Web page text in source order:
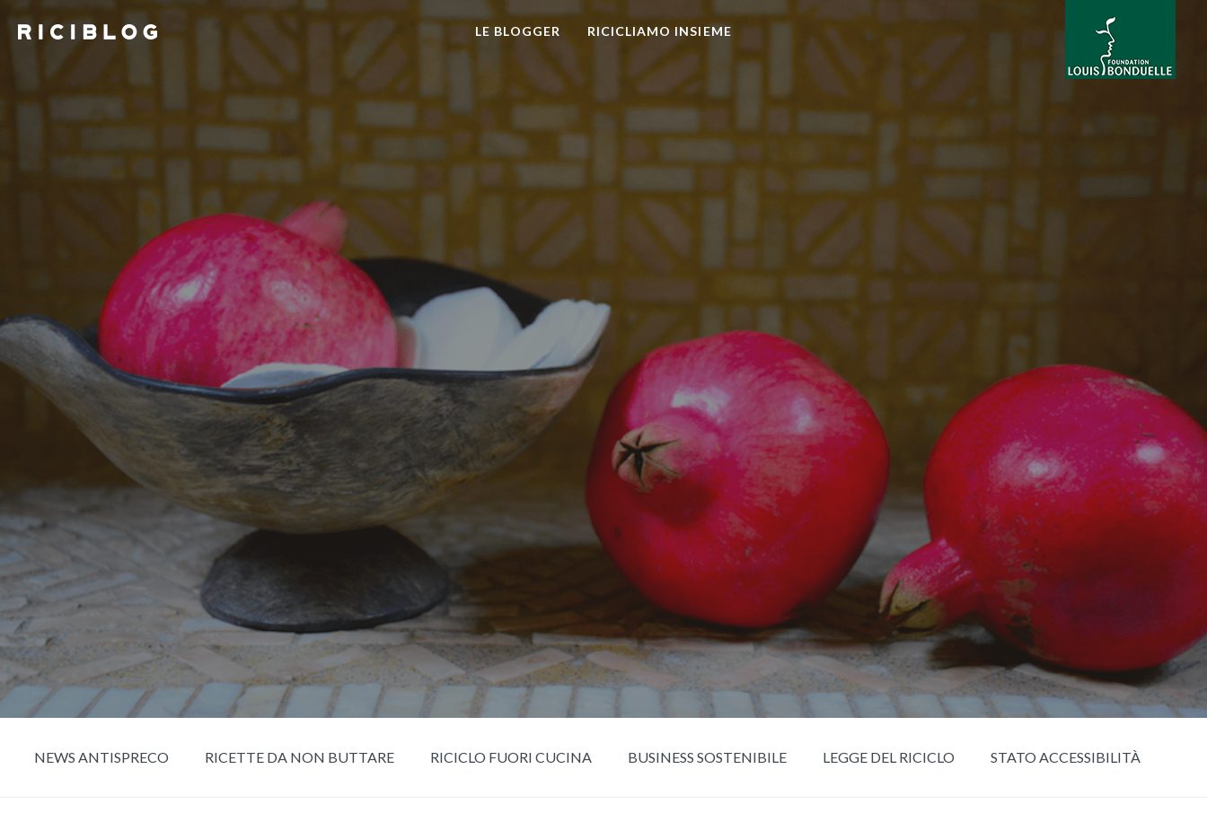
LE BLOGGER RICICLIAMO INSIEME
NEWS ANTISPRECO RICETTE DA NON BUTTARE RICICLO FUORI CUCINA BUSINESS SOSTENIBILE LEGGE DEL RICICLO STATO ACCESSIBILITÀ